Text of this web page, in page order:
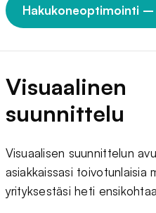
Hakukoneoptimointi –
Visuaalinen
suunnittelu
Visuaalisen suunnittelun
asiakkaissasi toivotunlaisia
yrityksestäsi heti